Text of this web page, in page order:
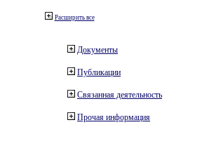
Расширить все
Документы
Публикации
Связанная деятельность
Прочая информация